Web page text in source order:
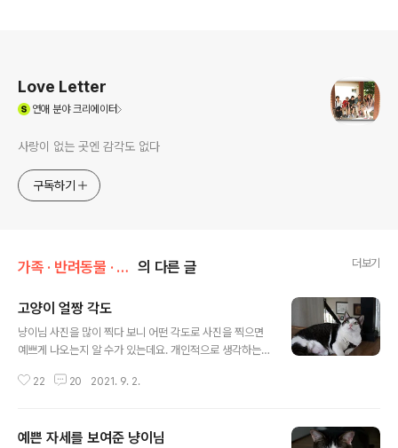
Love Letter
연애 분야 크리에이터
사랑이 없는 곳엔 감각도 없다
구독하기
가족 · 반려동물 · 취향/고양이 이야기 의 다른 글 더보기
고양이 얼짱 각도
냥이님 사진을 많이 찍다 보니 어떤 각도로 사진을 찍으면
예쁘게 나오는지 알 수가 있는데요. 개인적으로 생각하는
아닐까 생각됩니다. 물론 다른 각도로 찍은 사진도 멋지다
위로 약간 올려진 모습이 얼짱 각도로 생각됩니다. 우리 냥
22 20 2021. 9. 2.
예쁜 자세를 보여준 냥이님